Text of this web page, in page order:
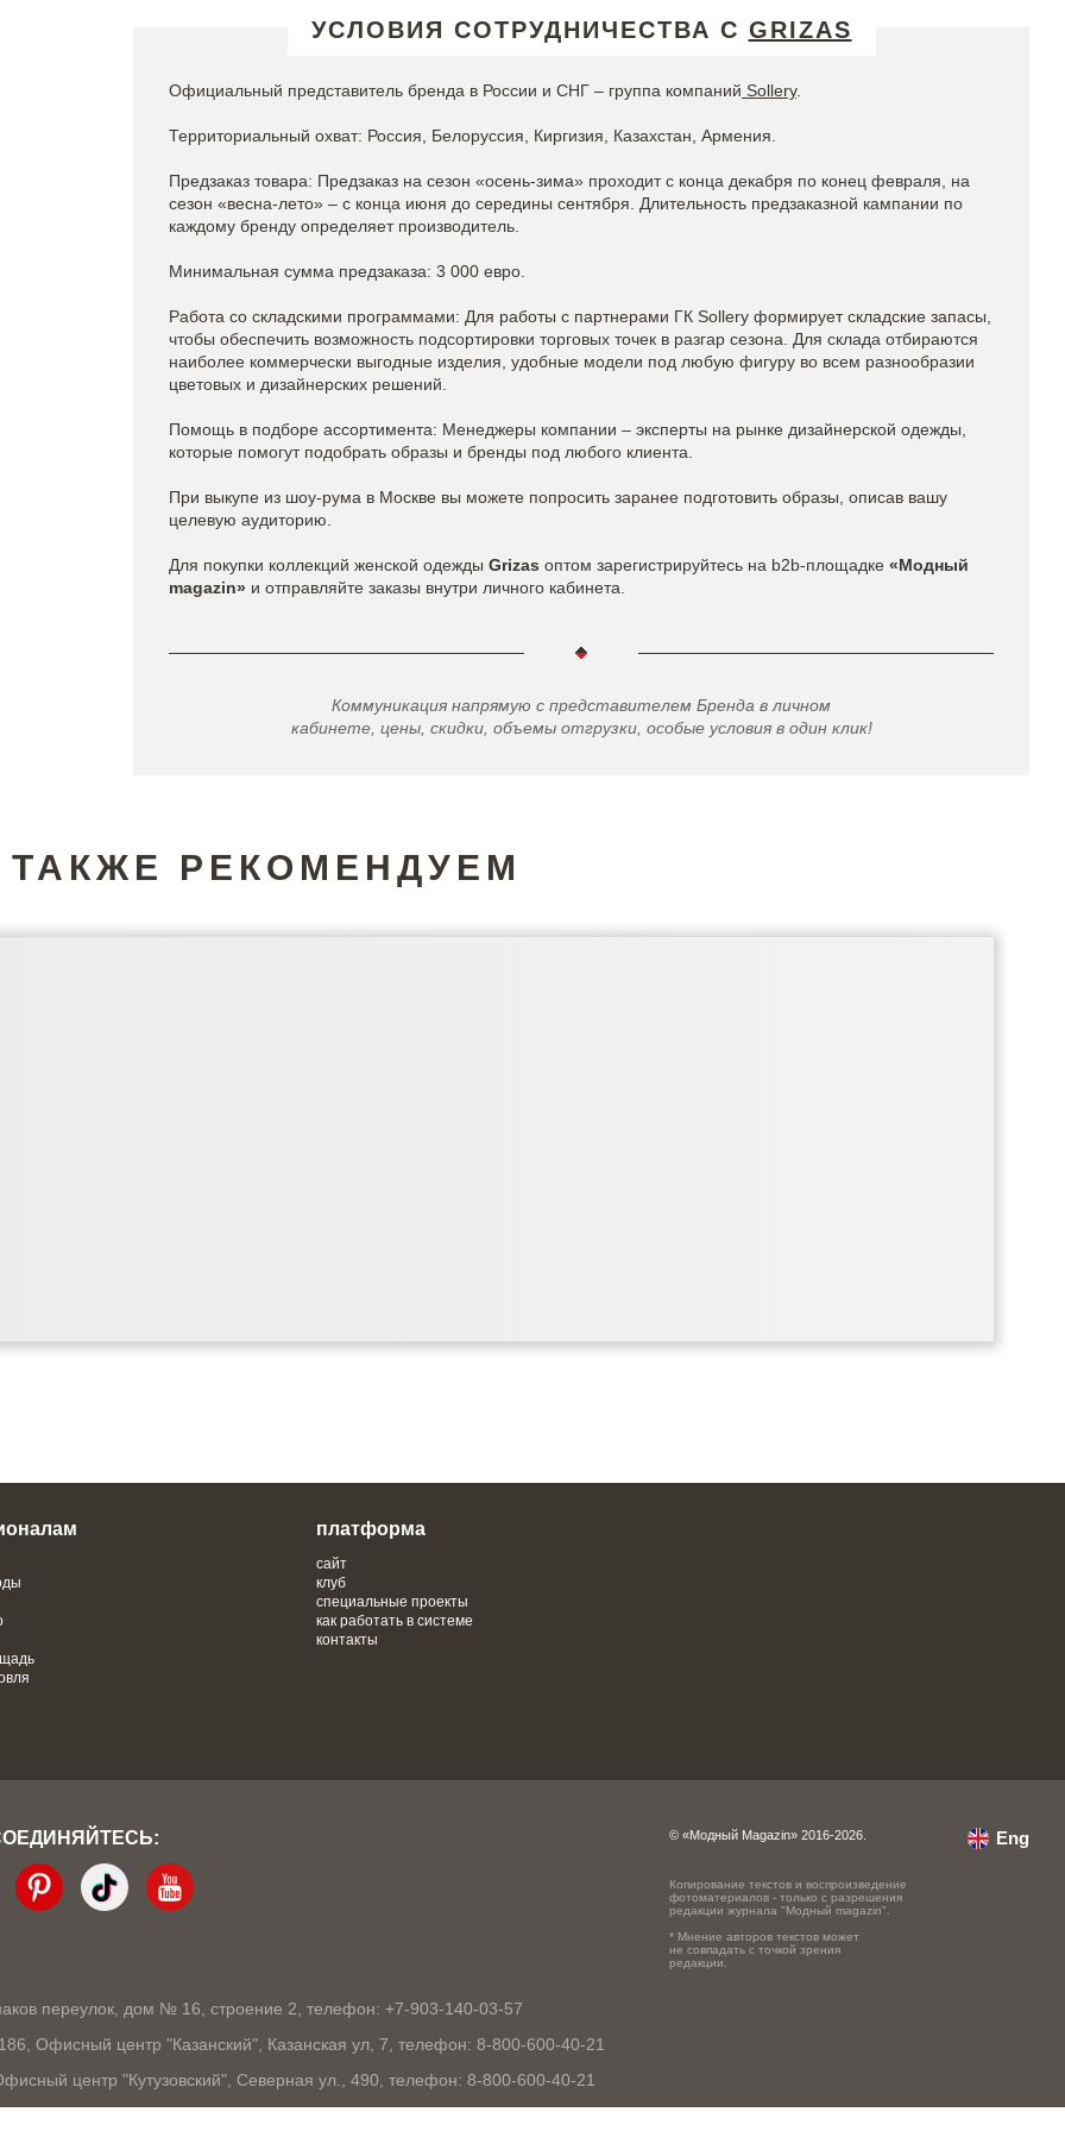
УСЛОВИЯ СОТРУДНИЧЕСТВА С GRIZAS
Официальный представитель бренда в России и СНГ – группа компаний Sollery.
Территориальный охват: Россия, Белоруссия, Киргизия, Казахстан, Армения.
Предзаказ товара: Предзаказ на сезон «осень-зима» проходит с конца декабря по конец февраля, на
сезон «весна-лето» – с конца июня до середины сентября. Длительность предзаказной кампании по
каждому бренду определяет производитель.
Минимальная сумма предзаказа: 3 000 евро.
Работа со складскими программами: Для работы с партнерами ГК Sollery формирует складские запасы,
чтобы обеспечить возможность подсортировки торговых точек в разгар сезона. Для склада отбираются
наиболее коммерчески выгодные изделия, удобные модели под любую фигуру во всем разнообразии
цветовых и дизайнерских решений.
Помощь в подборе ассортимента: Менеджеры компании – эксперты на рынке дизайнерской одежды,
которые помогут подобрать образы и бренды под любого клиента.
При выкупе из шоу-рума в Москве вы можете попросить заранее подготовить образы, описав вашу
целевую аудиторию.
Для покупки коллекций женской одежды Grizas​ оптом зарегистрируйтесь на b2b-площадке «Модный
magazin» и отправляйте заказы внутри личного кабинета.
Коммуникация напрямую с представителем Бренда в личном
кабинете, цены, скидки, объемы отгрузки, особые условия в один клик!
ТАКЖЕ РЕКОМЕНДУЕМ
платформа
сайт
клуб
специальные проекты
как работать в системе
контакты
переулок, дом № 16, строение 2, телефон: +7-903-140-03-57
Офисный центр "Казанский", Казанская ул, 7, телефон: 8-800-600-40-21
центр "Кутузовский", Северная ул., 490, телефон: 8-800-600-40-21
© «Модный Magazin» 2016-2026.
Копирование текстов и воспроизведение
фотоматериалов - только с разрешения
редакции журнала "Модный magazin".
* Мнение авторов текстов может
не совпадать с точкой зрения
редакции.
Eng